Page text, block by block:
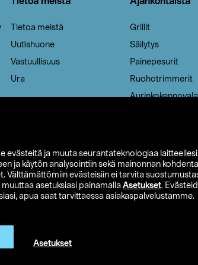
evästeitä ja muuta seurantateknologiaa
ja käytön analysointiin sekä mainonnan
evästeisiin ei tarvita
asetuksiasi painamalla Asetukset.
apua saat tarvittaessa asiakaspalvelustamme.
Asetukset
Tietoa meistä
Uutishuone
Vastuullisuus
Ura
Grillit
Säilytys
Painepesurit
Ruohotrimmerit